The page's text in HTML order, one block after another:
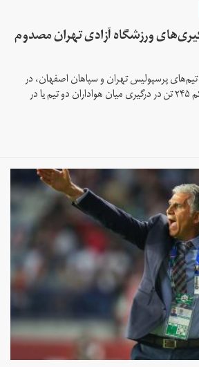
در درگیری‌های ورزشگاه آزادی تهران مصدوم
تیم‌های پرسپولیس تهران و سپاهان اصفهان، در
ورزشگاه آزادی تهران، دستکم ۲۴۵ تن در درگیری‌ میان هواداران دو تیم یا در